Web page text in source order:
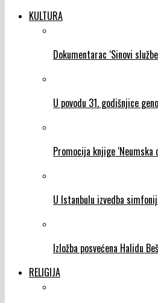
KULTURA
Dokumentarac ‘Sinovi
U povodu 31. godišnjice
Promocija knjige
U Istanbulu izvedba
Izložba posvećena Halidu
RELIGIJA